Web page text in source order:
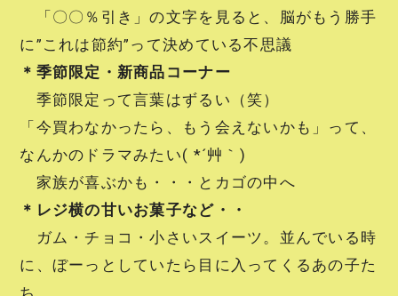
「〇〇％引き」の文字を見ると、脳がもう勝手
に”これは節約”って決めている不思議
＊季節限定・新商品コーナー
季節限定って言葉はずるい（笑）
「今買わなかったら、もう会えないかも」って、
なんかのドラマみたい( *´艸｀)
家族が喜ぶかも・・・とカゴの中へ
＊レジ横の甘いお菓子など・・
ガム・チョコ・小さいスイーツ。並んでいる時
に、ぼーっとしていたら目に入ってくるあの子た